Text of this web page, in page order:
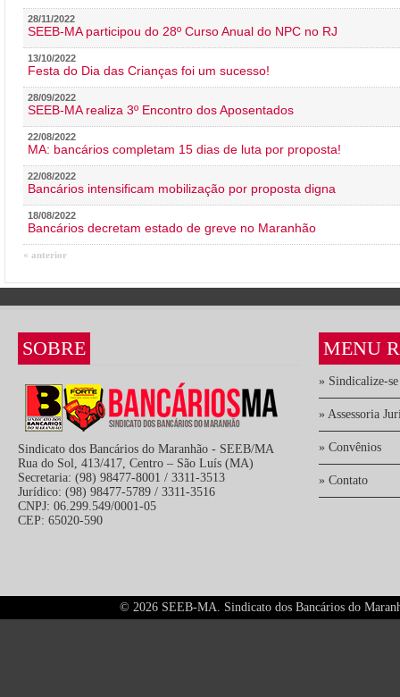
28/11/2022
SEEB-MA participou do 28º Curso Anual do NPC no RJ
13/10/2022
Festa do Dia das Crianças foi um sucesso!
28/09/2022
SEEB-MA realiza 3º Encontro dos Aposentados
22/08/2022
MA: bancários completam 15 dias de luta por proposta!
22/08/2022
Bancários intensificam mobilização por proposta digna
18/08/2022
Bancários decretam estado de greve no Maranhão
« anterior
SOBRE
Sindicato dos Bancários do Maranhão - SEEB/MA
Rua do Sol, 413/417, Centro – São Luís (MA)
Secretaria: (98) 98477-8001 / 3311-3513
Jurídico: (98) 98477-5789 / 3311-3516
CNPJ: 06.299.549/0001-05
CEP: 65020-590
MENU
» Sindicalize-se
» Assessoria
» Convênios
» Contato
© 2026 SEEB-MA. Sindicato dos Bancários do